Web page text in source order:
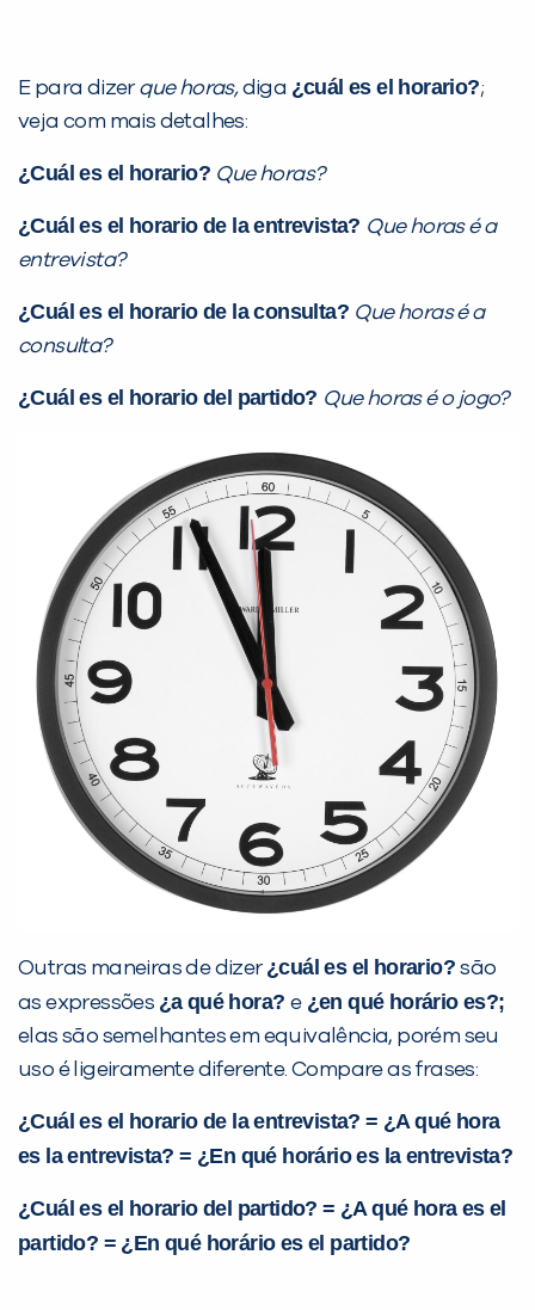
E para dizerque horas,diga ¿cuál es el horario?;
veja com mais detalhes:
¿Cuál es el horario? Que horas?
¿Cuál es el horario de la entrevista? Que horas é a
entrevista?
¿Cuál es el horario de la consulta? Que horas é a
consulta?
¿Cuál es el horario del partido? Que horas é o jogo?
Outras maneiras de dizer¿cuál es el horario?são
as expressões ¿a qué hora? e¿en qué horário es?;
elas são semelhantes em equivalência, porém seu
uso é ligeiramente diferente. Compare as frases:
¿Cuál es el horario de la entrevista? = ¿A qué hora
es la entrevista? = ¿En qué horário es la entrevista?
¿Cuál es el horario del partido? = ¿A qué hora es el
partido? = ¿En qué horário es el partido?